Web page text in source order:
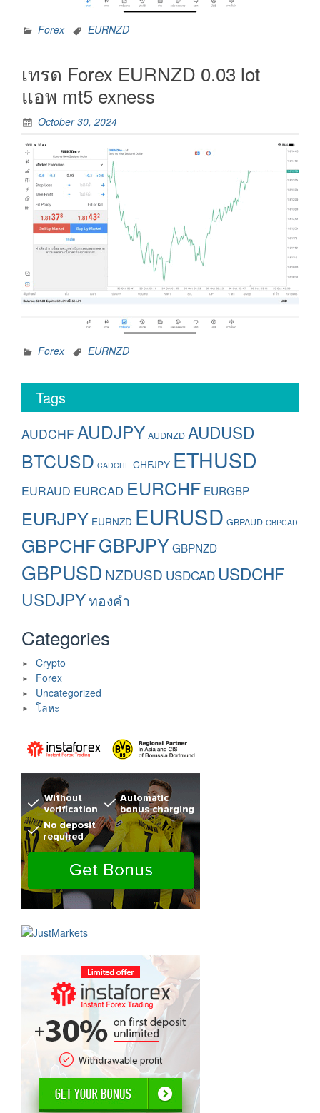
Forex EURNZD
เทรด Forex EURNZD 0.03 lot
แอพ mt5 exness
October 30, 2024
Forex EURNZD
Tags
AUDCHF AUDJPY AUDNZD AUDUSD
BTCUSD CADCHF CHFJPY ETHUSD
EURAUD EURCAD EURCHF EURGBP
EURJPY EURNZD EURUSD GBPAUD GBPCAD
GBPCHFGBPJPYGBPNZD
GBPUSD NZDUSD USDCAD USDCHF
USDJPYทองคำ
Categories
Crypto
Forex
Uncategorized
โลหะ